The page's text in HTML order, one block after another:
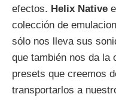
efectos. Helix Native
colección de
sólo nos lleva sus
que también nos da la
presets que creemos
transportarlos a